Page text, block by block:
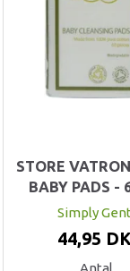
STORE
BABY PADS -
Simply
44,95
Antal